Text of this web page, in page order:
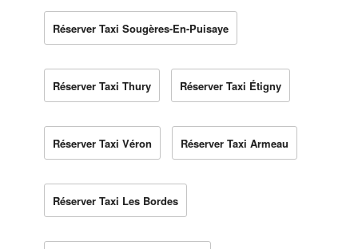
Réserver Taxi Sougères-En-Puisaye
Réserver Taxi Thury Réserver Taxi Étigny
Réserver Taxi Véron Réserver Taxi Armeau
Réserver Taxi Les Bordes